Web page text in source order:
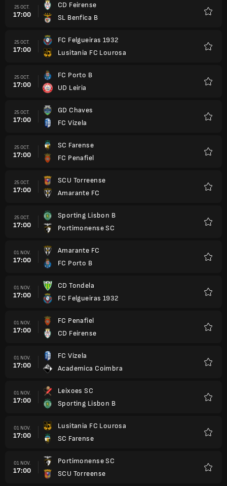
25 OCT.
17:00
CD Feirense
SL Benfica B
25 OCT.
17:00
FC Felgueiras 1932
Lusitania FC Lourosa
25 OCT.
17:00
FC Porto B
UD Leiria
25 OCT.
17:00
GD Chaves
FC Vizela
25 OCT.
17:00
SC Farense
FC Penafiel
25 OCT.
17:00
SCU Torreense
Amarante FC
25 OCT.
17:00
Sporting Lisbon B
Portimonense SC
01 NOV.
17:00
Amarante FC
FC Porto B
01 NOV.
17:00
CD Tondela
FC Felgueiras 1932
01 NOV.
17:00
FC Penafiel
CD Feirense
01 NOV.
17:00
FC Vizela
Academica Coimbra
01 NOV.
17:00
Leixoes SC
Sporting Lisbon B
01 NOV.
17:00
Lusitania FC Lourosa
SC Farense
01 NOV.
17:00
Portimonense SC
SCU Torreense